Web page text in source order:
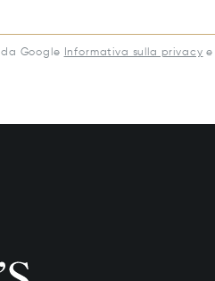
Google Informativa sulla privacy e